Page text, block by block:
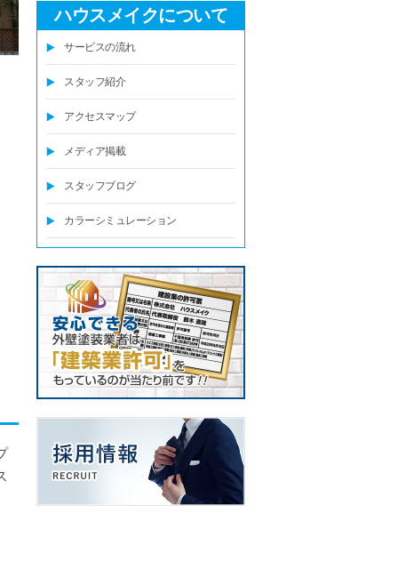
ハウスメイクについて
サービスの流れ
スタッフ紹介
アクセスマップ
メディア掲載
スタッフブログ
カラーシミュレーション